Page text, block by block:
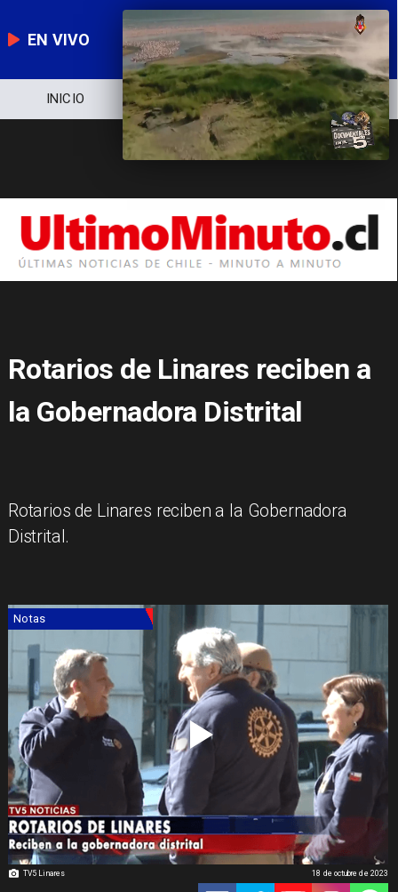
EN VIVO
NOTICIERO POLÍTICA ECONOMÍA
Rotarios de Linares reciben a
la Gobernadora Distrital
​Rotarios de Linares reciben a la Gobernadora
Distrital.
TV5 Linares
Notas
18 de octubre de 2023